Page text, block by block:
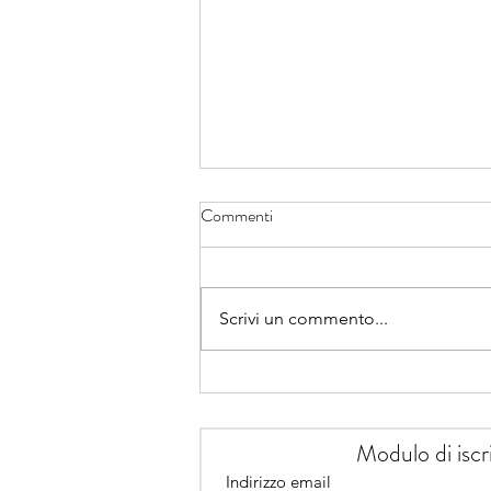
Mamma Arcobaleno
Sono Sonia e sono mamma di un
Commenti
Scrivi un commento...
Modulo di